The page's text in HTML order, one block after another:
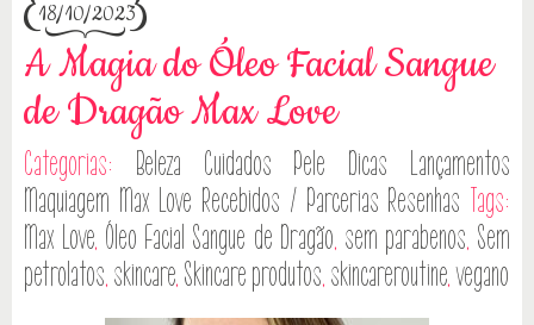
18/10/2023
A Magia do Óleo Facial Sangue
de Dragão Max Love
Categorias: Beleza Cuidados Pele Dicas
Lançamentos
Maquiagem Max Love Recebidos / Parcerias Resenhas Tags:
Max Love, Óleo Facial Sangue de Dragão, sem parabenos, Sem
petrolatos, skincare, Skincare produtos, skincareroutine,vegano